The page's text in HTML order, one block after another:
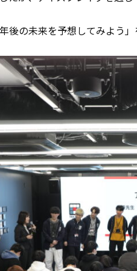
後の未来を予想してみよう